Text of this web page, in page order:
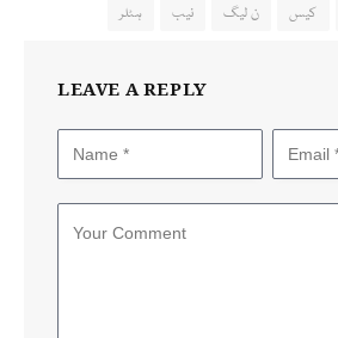
کیس ن لیگ نیب ہٹلر
LEAVE A REPLY